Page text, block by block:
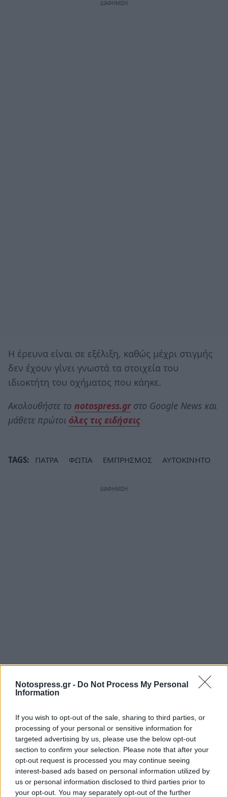
Notospress.gr - Do Not Process My Personal
Information
If you wish to opt-out of the sale, sharing to third parties, or
processing of your personal or sensitive information for
targeted advertising by us, please use the below opt-out
section to confirm your selection. Please note that after your
opt-out request is processed you may continue seeing
interest-based ads based on personal information utilized by
us or personal information disclosed to third parties prior to
your opt-out. You may separately opt-out of the further
Η έρευνα είναι σε εξέλιξη, καθώς μέχρι στιγμής
δεν έχουν γίνει γνωστά τα στοιχεία του
ιδιοκτήτη του οχήματος που κάηκε.
Ακολουθήστε το notospress.grστο Google News και
μάθετε πρώτοι όλες τις ειδήσεις
TAGS: ΠΑΤΡΑ ΦΩΤΙΑ ΕΜΠΡΗΣΜΟΣ ΑΥΤΟΚΙΝΗΤΟ